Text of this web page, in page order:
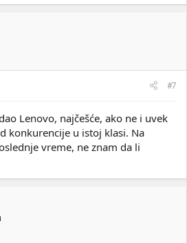
#7
Lenovo, najčešće, ako ne i uvek
konkurencije u istoj klasi. Na
vreme, ne znam da li